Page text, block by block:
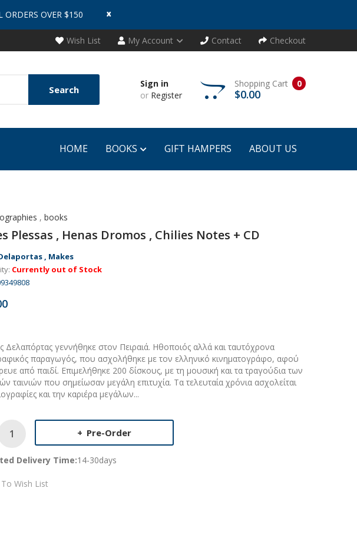
ORDERS OVER $150 x
Wish List My Account Contact Checkout
Sign in
or Register
0
Shopping Cart
$0.00
Search
HOME BOOKS GIFT HAMPERS ABOUT US
, books
Plessas , Henas Dromos , Chilies Notes + CD
, Makes
Currently out of Stock
Δελαπόρτας γεννήθηκε στον Πειραιά. Ηθοποιός αλλά και ταυτόχρονα
παραγωγός, που ασχολήθηκε με τον ελληνικό κινηματογράφο, αφού
από παιδί. Επιμελήθηκε 200 δίσκους, με τη μουσική και τα τραγούδια των
ταινιών που σημείωσαν μεγάλη επιτυχία. Τα τελευταία χρόνια ασχολείται
και την καριέρα μεγάλων...
Pre-Order
Delivery Time:14-30days
Wish List